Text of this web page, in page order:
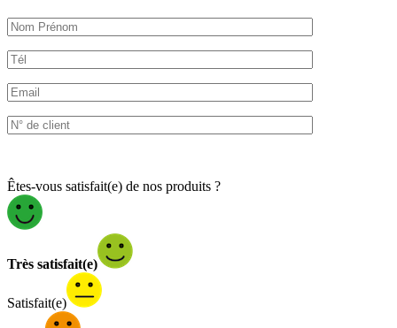
Êtes-vous satisfait(e) de nos produits ?
Très satisfait(e)
Satisfait(e)